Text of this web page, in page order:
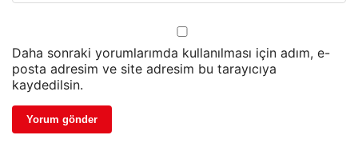
Daha sonraki yorumlarımda kullanılması için adım, e-
posta adresim ve site adresim bu tarayıcıya
kaydedilsin.